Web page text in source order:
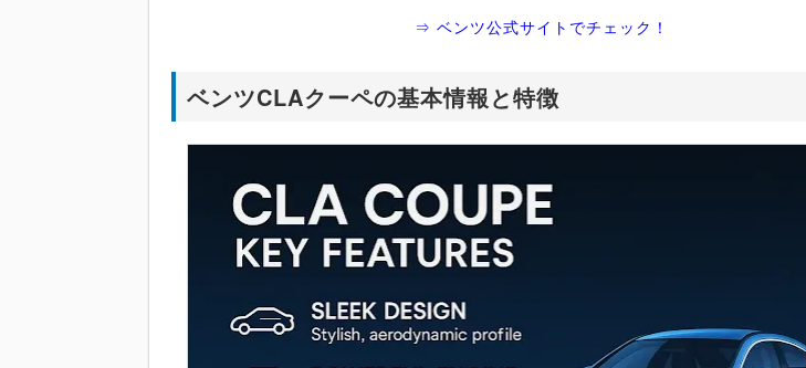
⇒ ベンツ公式サイトでチェック！
ベンツCLAクーペの基本情報と特徴